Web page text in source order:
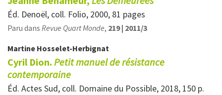
Éd. Denoël, coll. Folio, 2000, 81 pages
Paru dans Revue Quart Monde, 219 | 2011/3
Martine Hosselet-Herbignat
Cyril Dion. Petit manuel de résistance
contemporaine
Éd. Actes Sud, coll. Domaine du Possible, 2018, 150 p.